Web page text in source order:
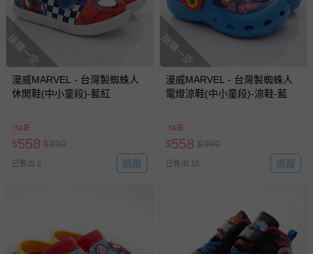
搶購一空
漫威MARVEL - 台灣製蜘蛛人
休閒鞋(中小童段)-藍紅
56折
$558 $990
已售出 2 追蹤
搶購一空
漫威MARVEL - 台灣製蜘蛛人
電燈涼鞋(中小童段)-涼鞋-藍
56折
$558 $990
已售出 18 追蹤